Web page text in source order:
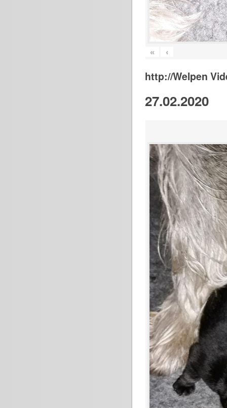
« ‹
http://Welpen
27.02.2020